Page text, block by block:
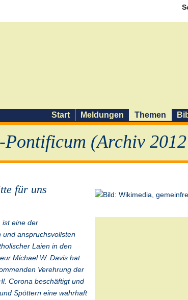
(Archiv
Start Meldungen Themen
für uns
ist eine der
und anspruchsvollsten
Laien in den
Michael W. Davis hat
Verehrung der
Corona beschäftigt und
Spöttern eine wahrhaft